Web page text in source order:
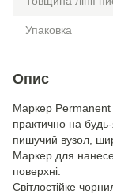
Упаковка
Опис
Маркер Permanent
практично на
пишучий вузол,
Маркер для
поверхні.
Світлостійке